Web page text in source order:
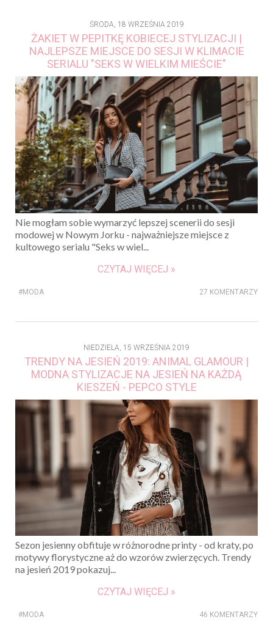
ŚRODA, 18 WRZEŚNIA 2019
ŻAKIET W PEPITKĘ KOBIECEJ STYLIZACJI |
NAJLEPSZE MIEJSCE DO SESJI W KLIMACIE
SERIALU "SEKS W WIELKIM MIEŚCIE"
Nie mogłam sobie wymarzyć lepszej scenerii do sesji
modowej w Nowym Jorku - najważniejsze miejsce z
kultowego serialu "Seks w wiel...
CZYTAJ WIĘCEJ »
#MODA 27 KOMENTARZY
NIEDZIELA, 15 WRZEŚNIA 2019
TRENDY NA JESIEŃ 2019: ANIMAL GLAMOUR |
MODNA STYLIZACJE NA JESIEŃ NA KAŻDĄ
KIESZEŃ - PEPCO STYLE
Sezon jesienny obfituje w różnorodne printy - od kraty, po
motywy florystyczne aż do wzorów zwierzęcych. Trendy
na jesień 2019 pokazuj...
CZYTAJ WIĘCEJ »
#MODA 46 KOMENTARZY